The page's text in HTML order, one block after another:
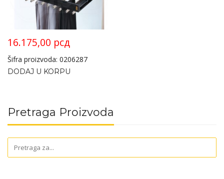
16.175,00 рсд
Šifra proizvoda: 0206287
DODAJ U KORPU
Pretraga Proizvoda